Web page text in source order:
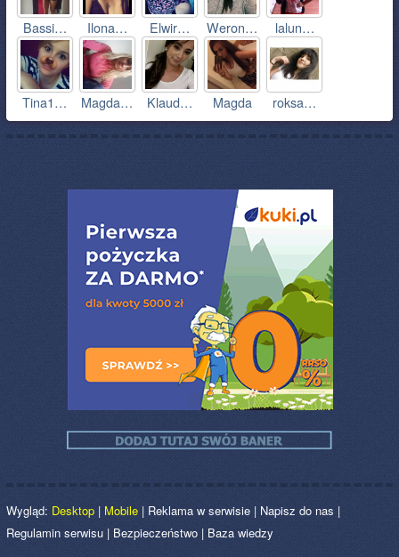
Bassi… Ilona… Elwir… Weron… lalun…
Tina1… Magda… Klaud… Magda roksa…
Wygląd: Desktop | Mobile | Reklama w serwisie | Napisz do nas |
Regulamin serwisu | Bezpieczeństwo | Baza wiedzy